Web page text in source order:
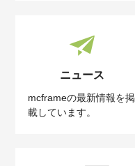
ニュース
mcframeの最新情報を掲
載しています。